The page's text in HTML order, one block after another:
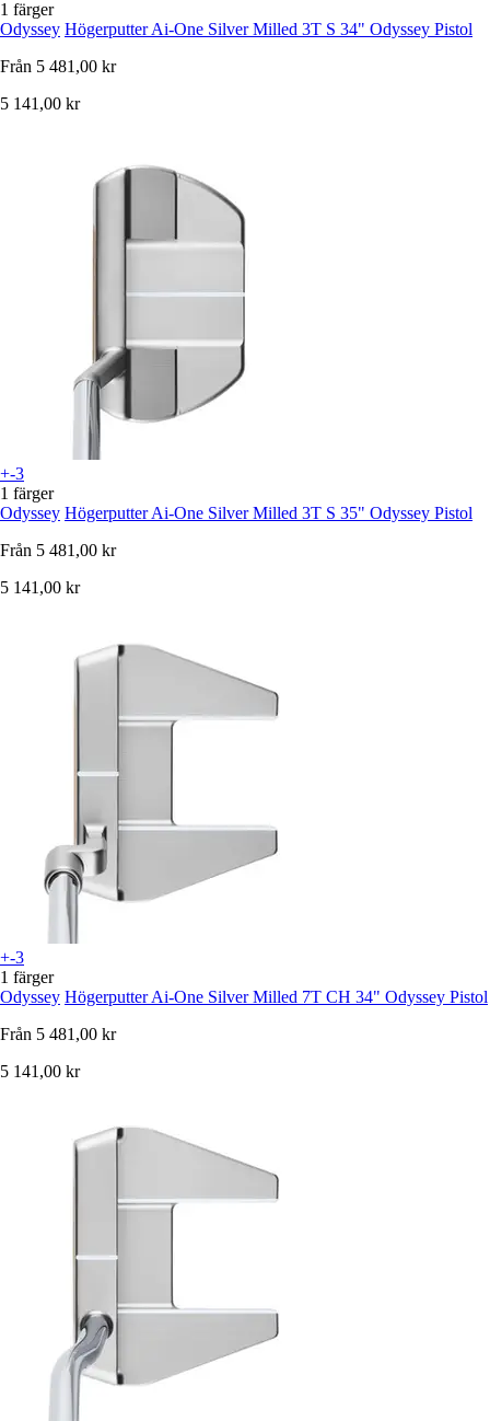
1 färger
Odyssey Högerputter Ai-One Silver Milled 3T S 34" Odyssey Pistol
Från 5 481,00 kr
5 141,00 kr
+-3
1 färger
Odyssey Högerputter Ai-One Silver Milled 3T S 35" Odyssey Pistol
Från 5 481,00 kr
5 141,00 kr
+-3
1 färger
Odyssey Högerputter Ai-One Silver Milled 7T CH 34" Odyssey Pistol
Från 5 481,00 kr
5 141,00 kr